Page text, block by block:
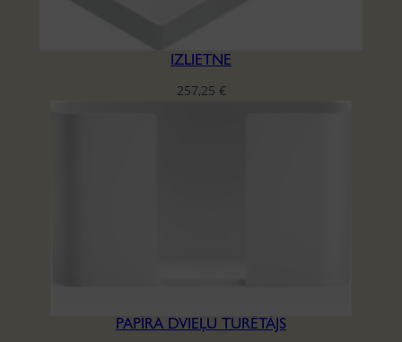
IZLIETNE
257,25 €
PAPĪRA DVIEĻU TURĒTĀJS